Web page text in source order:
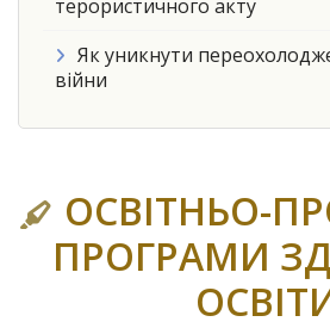
терористичного акту
Як уникнути
війни
ОСВІТНЬО-
ПРОГРАМИ